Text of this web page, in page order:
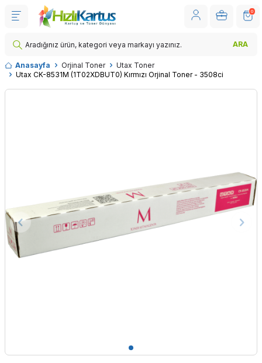
ARA
0
Anasayfa Orjinal Toner
Utax Toner
Utax CK-8531M (1T02XDBUT0) Kırmızı Orjinal Toner - 3508ci